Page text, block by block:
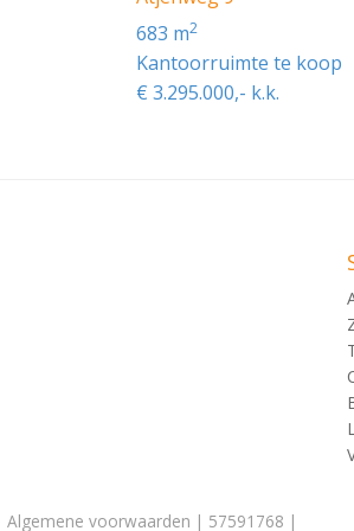
683 m2
Kantoorruimte te koop
€ 3.295.000,- k.k.
Algemene voorwaarden | 57591768 |